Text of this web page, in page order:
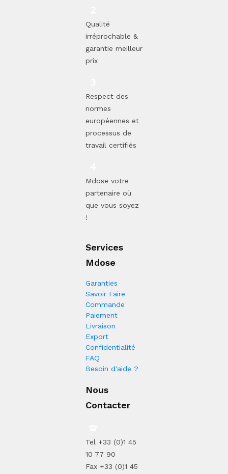
Qualité
irréprochable &
garantie meilleur
prix
Respect des
normes
européennes et
processus de
travail certifiés
Mdose votre
partenaire où
que vous soyez
!
Services
Mdose
Garanties
Savoir Faire
Commande
Paiement
Livraison
Export
Confidentialité
FAQ
Besoin d'aide ?
Nous
Contacter
Tel +33 (0)1 45
10 77 90
Fax +33 (0)1 45